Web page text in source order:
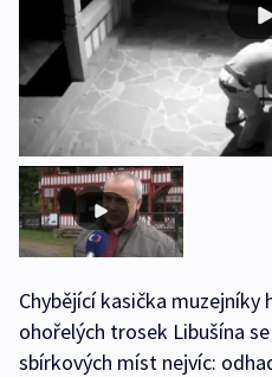
Chybějící kasička
ohořelých trosek Libušína
sbírkových míst nejvíc: